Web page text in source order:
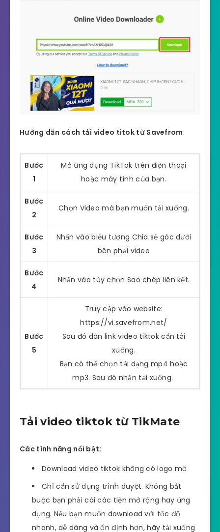
Hướng dẫn cách tải video titok từ Savefrom:
Bước
1
Mở ứng dụng TikTok trên điện thoại
hoặc máy tính của bạn.
Bước
2
Chọn Video mà bạn muốn tải xuống.
Bước
3
Nhấn vào biểu tượng Chia sẻ góc dưới
bên phải video
Bước
4
Nhấn vào tùy chọn Sao chép liên kết.
Bước
5
Truy cập vào website:
https://vi.savefrom.net/
Sau đó dán link video tiktok cần tải
xuống.
Bạn có thể chọn tải dạng mp4 hoặc
mp3. Sau đó nhấn tải xuống.
Tải video tiktok từ TikMate
Các tính năng nổi bật:
Download video tiktok không có logo mờ
Chỉ cần sử dụng trình duyệt. Không bắt
buộc bạn phải cài các tiện mở rộng hay ứng
dụng. Nếu bạn muốn download với tốc độ
nhanh, dễ dàng và ổn định hơn, hãy tải xuống